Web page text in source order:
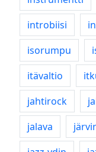
introbiisi
isorumpu
itävaltio
jahtirock
jalava